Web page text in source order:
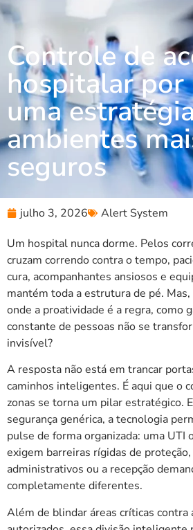
Controle de
hospitalar por
uma
ambientes
seguros
julho 3, 2026
Alert System
Um hospital nunca dorme. Pelos
cruzam correndo contra o tempo,
cura, acompanhantes ansiosos e
mantém toda a estrutura de pé.
onde a proatividade é a regra, como
constante de pessoas não se
invisível?
A resposta não está em trancar
caminhos inteligentes. É aqui que o
zonas se torna um pilar estratégico.
segurança genérica, a tecnologia
pulse de forma organizada: uma UTI
exigem barreiras rígidas de
administrativos ou a recepção
completamente diferentes.
Além de blindar áreas críticas contra